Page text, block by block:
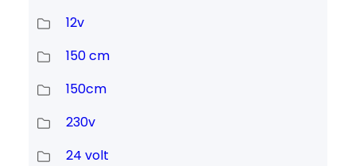
12v
150 cm
150cm
230v
24 volt